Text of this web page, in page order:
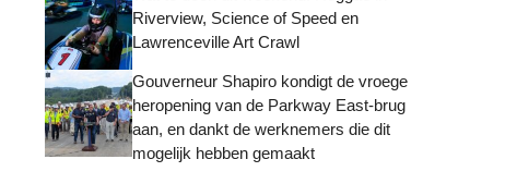
Riverview, Science of Speed ​​en
Lawrenceville Art Crawl
Gouverneur Shapiro kondigt de vroege
heropening van de Parkway East-brug
aan, en dankt de werknemers die dit
mogelijk hebben gemaakt